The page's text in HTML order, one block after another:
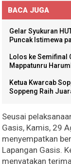
BACA JUGA
Gelar Syukuran
Puncak Istimewa
Lolos ke Semifinal
Mappatunru
Ketua Kwarcab
Soppeng Raih
Seusai
Gasis, Kamis, 29
menyempatkan
Lapangan Gasis.
menyatakan